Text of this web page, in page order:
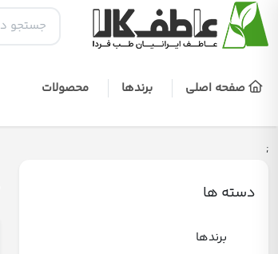
صفحه اصلی برندها محصولات
;
دسته ها
برندها